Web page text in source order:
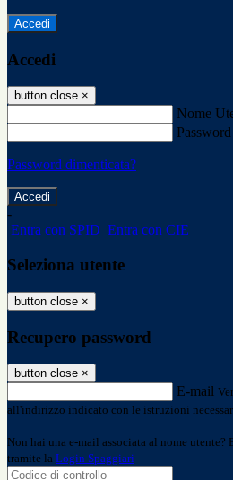
Accedi
Accedi
button close ×
Nome
Password
Password dimenticata?
-
Entra con SPID Entra con CIE
Seleziona utente
button close ×
Recupero password
button close ×
E-mail
all'indirizzo indicato con le istruzioni
Non hai una e-mail associata al nome utente?
tramite la Login Spaggiari